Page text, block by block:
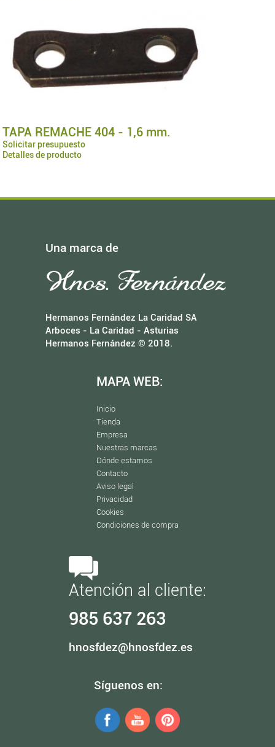
TAPA REMACHE 404 - 1,6 mm.
Solicitar presupuesto
Detalles de producto
Una marca de
Hermanos Fernández La Caridad SA
Arboces - La Caridad - Asturias
Hermanos Fernández © 2018.
MAPA WEB:
Inicio
Tienda
Empresa
Nuestras marcas
Dónde estamos
Contacto
Aviso legal
Privacidad
Cookies
Condiciones de compra
Atención al cliente:
985 637 263
hnosfdez@hnosfdez.es
Síguenos en: